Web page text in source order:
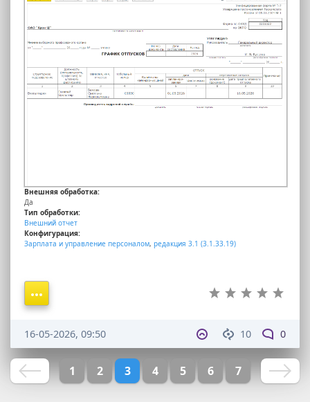
Внешняя обработка:
Да
Тип обработки:
Внешний отчет
Конфигурация:
Зарплата и управление персоналом, редакция 3.1 (3.1.33.19)
10 0
16-05-2026, 09:50
1 2 3 4 5 6 7